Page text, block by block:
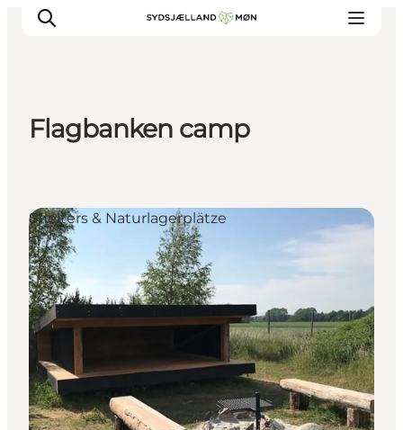
Events
Essen
Unterkunft
Reise planen
Flagbanken camp
Shelters & Naturlagerplätze